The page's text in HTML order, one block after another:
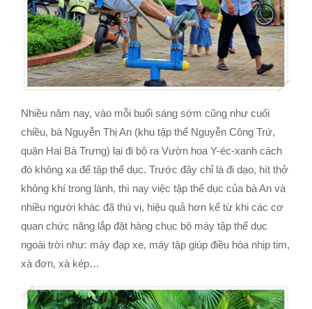
Nhiều năm nay, vào mỗi buổi sáng sớm cũng như cuối
chiều, bà Nguyễn Thị An (khu tập thể Nguyễn Công Trứ,
quận Hai Bà Trưng) lại đi bộ ra Vườn hoa Y-éc-xanh cách
đó không xa để tập thể dục. Trước đây chỉ là đi dạo, hít thở
không khí trong lành, thì nay việc tập thể dục của bà An và
nhiều người khác đã thú vị, hiệu quả hơn kể từ khi các cơ
quan chức năng lắp đặt hàng chục bộ máy tập thể dục
ngoài trời như: máy đạp xe, máy tập giúp điều hòa nhịp tim,
xà đơn, xà kép…